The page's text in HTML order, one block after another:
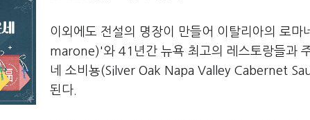
이외에도 전설의 명장이 만들어 이탈리아의 로
marone)'와 41년간 뉴욕 최고의 레스토랑들과
네 소비뇽(Silver Oak Napa Valley Cabernet
된다.